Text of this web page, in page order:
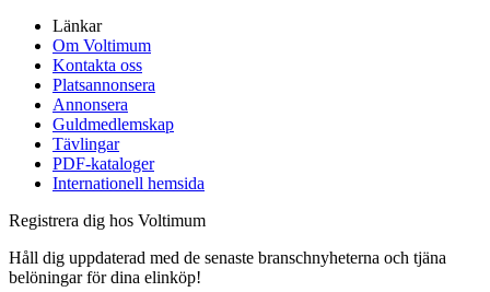
Länkar
Om Voltimum
Kontakta oss
Platsannonsera
Annonsera
Guldmedlemskap
Tävlingar
PDF-kataloger
Internationell hemsida
Registrera dig hos Voltimum
Håll dig uppdaterad med de senaste branschnyheterna och tjäna
belöningar för dina elinköp!